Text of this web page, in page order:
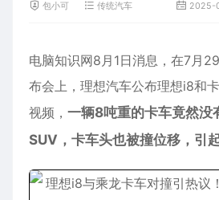
包小可 传统汽车 2025-
电脑知识网8月1日消息，在7月
布会上， 理想汽车公布理想i8和
视频， 一辆8吨重的卡车竟然没
SUV，卡车头也被撞位移，引